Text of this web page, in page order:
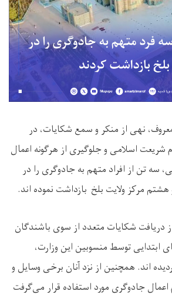
نهی از منکر و سمع شکایات، در
اسلامی و جلوگیری از هرگونه اعمال
سه تن از افراد متهم به جادوگری را در
مرکز ولایت بلخ بازداشت نموده ‌اند.
دریافت شکایات متعدد از سوی باشندگان
ابتدایی توسط منسوبین این وزارت،
‌اند. همچنین از نزد آنان برخی وسایل و
جادوگری مورد استفاده قرار می‌گرفت